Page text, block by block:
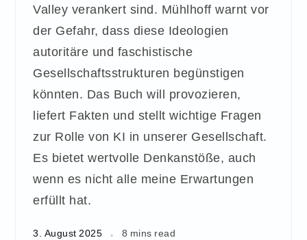
Valley verankert sind. Mühlhoff warnt vor
der Gefahr, dass diese Ideologien
autoritäre und faschistische
Gesellschaftsstrukturen begünstigen
könnten. Das Buch will provozieren,
liefert Fakten und stellt wichtige Fragen
zur Rolle von KI in unserer Gesellschaft.
Es bietet wertvolle Denkanstöße, auch
wenn es nicht alle meine Erwartungen
erfüllt hat.
3. August 2025 8 mins read